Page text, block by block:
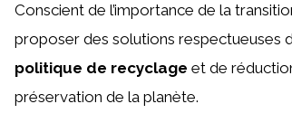
Conscient de l’importance de la
proposer des solutions respectueuses
politique de recyclage et de
préservation de la planète.